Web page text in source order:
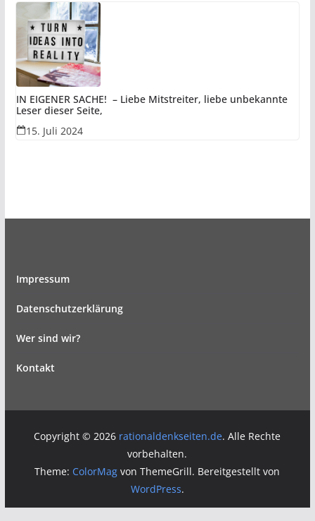
IN EIGENER SACHE! – Liebe Mitstreiter, liebe unbekannte
Leser dieser Seite,
15. Juli 2024
Impressum
Datenschutzerklärung
Wer sind wir?
Kontakt
Copyright © 2026 rationaldenkseiten.de. Alle Rechte
vorbehalten.
Theme: ColorMag von ThemeGrill. Bereitgestellt von
WordPress.